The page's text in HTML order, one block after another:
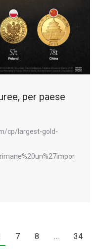
per paese
cp/largest-gold-
7 8 … 34